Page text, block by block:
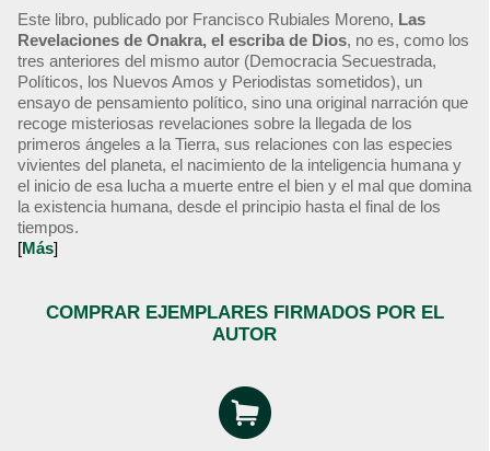
Este libro, publicado por Francisco Rubiales Moreno, Las
Revelaciones de Onakra, el escriba de Dios, no es, como los
tres anteriores del mismo autor (Democracia Secuestrada,
Políticos, los Nuevos Amos y Periodistas sometidos), un
ensayo de pensamiento político, sino una original narración que
recoge misteriosas revelaciones sobre la llegada de los
primeros ángeles a la Tierra, sus relaciones con las especies
vivientes del planeta, el nacimiento de la inteligencia humana y
el inicio de esa lucha a muerte entre el bien y el mal que domina
la existencia humana, desde el principio hasta el final de los
tiempos.
[Más]
COMPRAR EJEMPLARES FIRMADOS POR EL
AUTOR